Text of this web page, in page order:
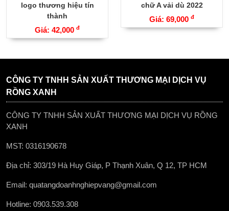
logo thương hiệu tín
thành
Giá: 42,000 đ
chữ A vải dù 2022
Giá: 69,000 đ
CÔNG TY TNHH SẢN XUẤT THƯƠNG MẠI DỊCH VỤ
RỒNG XANH
CÔNG TY TNHH SẢN XUẤT THƯƠNG MẠI DỊCH VỤ RỒNG
XANH
MST: 0316190678
Địa chỉ: 303/19 Hà Huy Giáp, P Thạnh Xuân, Q 12, TP HCM
Email: quatangdoanhnghiepvang@gmail.com
Hotline: 0903.539.308